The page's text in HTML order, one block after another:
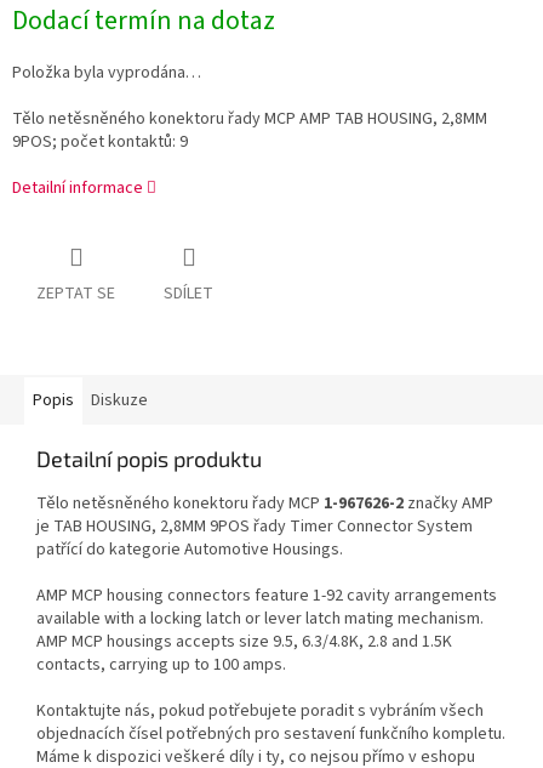
cena:
Dodací termín na dotaz
Položka byla vyprodána…
Tělo netěsněného konektoru řady MCP AMP TAB HOUSING, 2,8MM
9POS; počet kontaktů: 9
Detailní informace
ZEPTAT SE SDÍLET
Popis Diskuze
Detailní popis produktu
Tělo netěsněného konektoru řady MCP 1-967626-2 značky AMP
je TAB HOUSING, 2,8MM 9POS řady Timer Connector System
patřící do kategorie Automotive Housings.
AMP MCP housing connectors feature 1-92 cavity arrangements
available with a locking latch or lever latch mating mechanism.
AMP MCP housings accepts size 9.5, 6.3/4.8K, 2.8 and 1.5K
contacts, carrying up to 100 amps.
Kontaktujte nás, pokud potřebujete poradit s vybráním všech
objednacích čísel potřebných pro sestavení funkčního kompletu.
Máme k dispozici veškeré díly i ty, co nejsou přímo v eshopu